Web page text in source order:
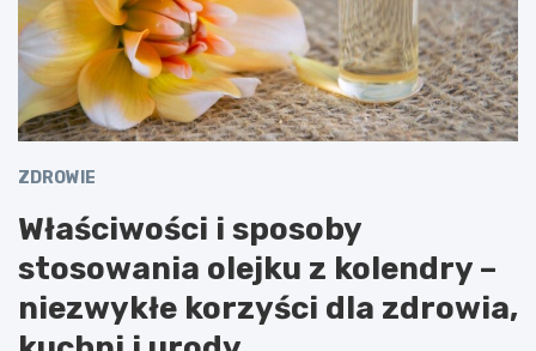
ZDROWIE
Właściwości i sposoby
stosowania olejku z kolendry –
niezwykłe korzyści dla zdrowia,